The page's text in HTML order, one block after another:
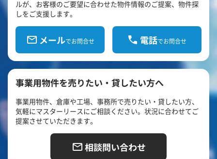
ルが、お客様のご要望に合わせた物件情報のご提案、物件探
しをご支援します。
メールでお問合せ 電話でお問合せ
事業用物件を売りたい・貸したい方へ
事業用物件、倉庫や工場、事務所で売りたい・貸したい方、
気軽にマスターリースにご相談ください。状況に合わせてご
提案させていただきます。
相談問い合わせ